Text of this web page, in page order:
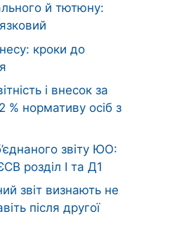
й тютюну:
кроки до
і внесок за
% нормативу осіб з
звіту ЮО:
розділ І та Д1
звіт визнають не
після другої